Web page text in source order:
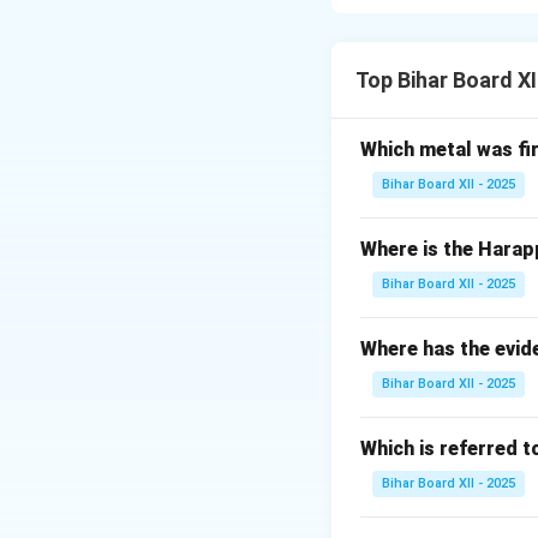
स्वतंत्रता का।
विभाजन की
अलग संविधान
मुस्लिम लीग की
निर्माण की मांग
बल्कि शासकों
वास्तविक शक्ति
इन्हीं कारणों से, भारत
Top Bihar Board
Which metal was
Bihar Board XII - 2025
Where is the
Bihar Board XII - 2025
Where has the
Bihar Board XII - 2025
Which is referred
Bihar Board XII - 2025